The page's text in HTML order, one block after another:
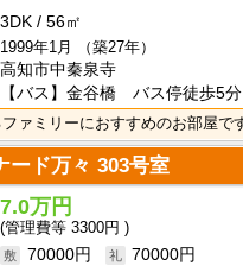
3DK
56㎡
1999年1月
（築27年）
高知市中秦泉寺
【バス】金谷橋 バス停徒歩5分
ード万々 303号室
7.0万円
3300円
70000円
70000円